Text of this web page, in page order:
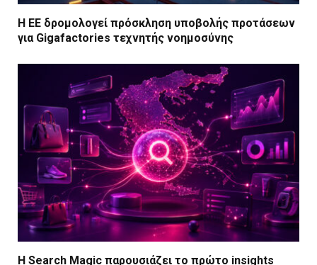
Η ΕΕ δρομολογεί πρόσκληση υποβολής προτάσεων
για Gigafactories τεχνητής νοημοσύνης
Η Search Magic παρουσιάζει το πρώτο insights